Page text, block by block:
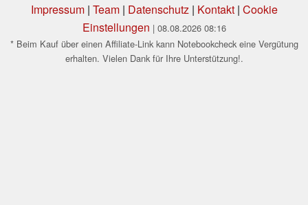
Impressum| Team| Datenschutz| Kontakt| Cookie
Einstellungen | 08.08.2026 08:16
* Beim Kauf über einen Affiliate-Link kann Notebookcheck eine Vergütung
erhalten. Vielen Dank für Ihre Unterstützung!.